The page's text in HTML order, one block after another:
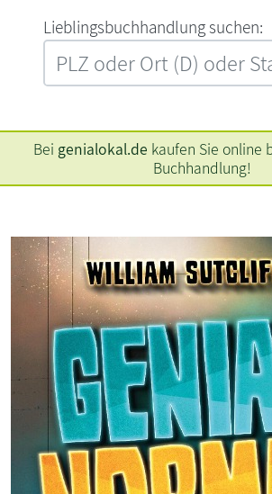
L‍i‍e‍b‍l‍i‍n‍g‍s‍b‍u‍c‍h‍h‍a‍n‍d‍l‍u‍n‍g‍ ‍s‍u‍c‍h‍e‍n‍:‍
Bei genialokal.de kaufen Sie online
Buchhandlung!